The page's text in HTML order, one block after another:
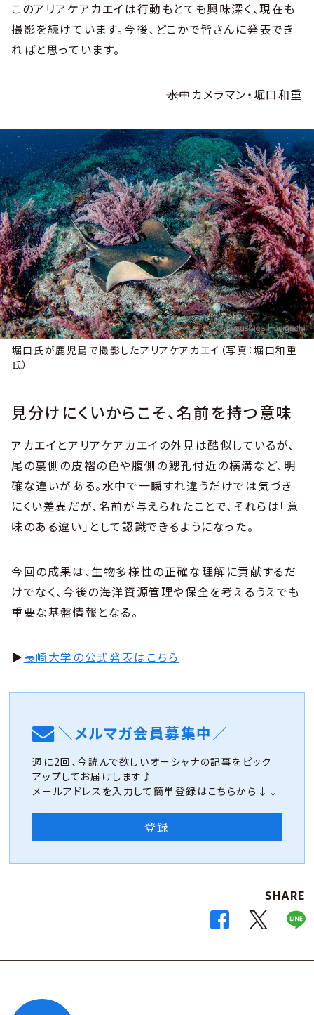
このアリアケアカエイは行動もとても興味深く、現在も
撮影を続けています。今後、どこかで皆さんに発表でき
ればと思っています。
――水中カメラマン・堀口和重
堀口氏が鹿児島で撮影したアリアケアカエイ（写真：堀口和重
氏）
見分けにくいからこそ、名前を持つ意味
アカエイとアリアケアカエイの外見は酷似しているが、
尾の裏側の皮褶の色や腹側の鰓孔付近の横溝など、明
確な違いがある。水中で一瞬すれ違うだけでは気づき
にくい差異だが、名前が与えられたことで、それらは「意
味のある違い」として認識できるようになった。
今回の成果は、生物多様性の正確な理解に貢献するだ
けでなく、今後の海洋資源管理や保全を考えるうえでも
重要な基盤情報となる。
▶︎長崎大学の公式発表はこちら
＼メルマガ会員募集中／
週に2回、今読んで欲しいオーシャナの記事をピック
アップしてお届けします♪
メールアドレスを入力して簡単登録はこちらから↓↓
登録
SHARE